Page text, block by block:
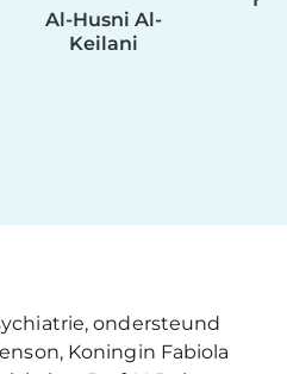
Al-Husni Al-
Keilani
ondersteund
Koningin Fabiola